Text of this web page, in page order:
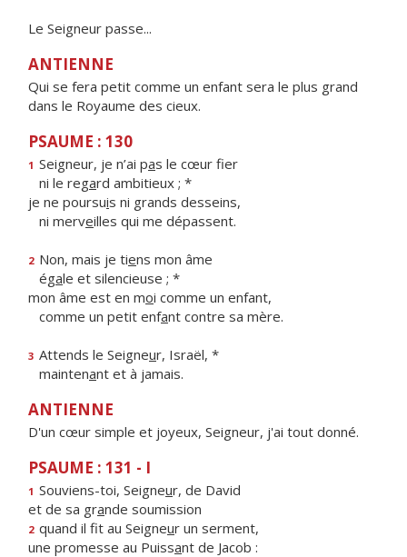
Le Seigneur passe...
ANTIENNE
Qui se fera petit comme un enfant sera le plus grand
dans le Royaume des cieux.
PSAUME : 130
1 Seigneur, je n’ai pas le cœur fier
ni le regard ambitieux ; *
je ne poursuis ni grands desseins,
ni merveilles qui me dépassent.
2 Non, mais je tiens mon âme
égale et silencieuse ; *
mon âme est en moi comme un enfant,
comme un petit enfant contre sa mère.
3 Attends le Seigneur, Israël, *
maintenant et à jamais.
ANTIENNE
D'un cœur simple et joyeux, Seigneur, j'ai tout donné.
PSAUME : 131 - I
1 Souviens-toi, Seigneur, de David
et de sa grande soumission
2 quand il fit au Seigneur un serment,
une promesse au Puissant de Jacob :